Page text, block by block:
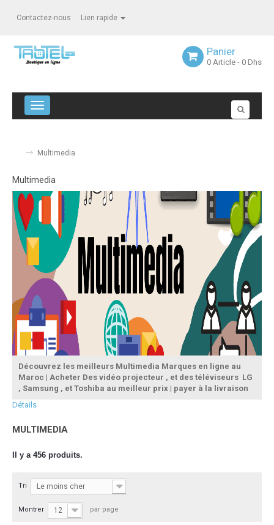
Contactez-nous Lien rapide
Panier
0 Article - 0 Dhs
Navigation bascule
Multimedia
Multimedia
Découvrez les meilleurs Multimedia Marques en ligne au
Maroc | Acheter Des vidéo projecteur , et des téléviseurs LG
, Samsung , et Toshiba au meilleur prix | payer à la livraison
Détails
MULTIMEDIA
Il y a 456 produits.
Tri Le moins cher
Montrer 12 par page